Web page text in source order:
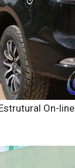
On-line